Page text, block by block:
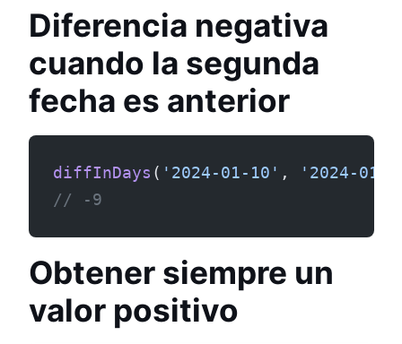
Diferencia negativa
cuando la segunda
fecha es anterior
diffInDays ( '2024-01-10' ,
'2024-01-
// -9
Obtener siempre un
valor positivo